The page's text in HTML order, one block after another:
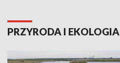
PRZYRODA I EKOLOGIA